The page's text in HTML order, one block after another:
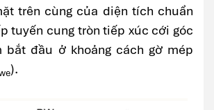
trên cùng của diện tích chuẩn
tuyến cung tròn tiếp xúc cới góc
bắt đầu ở khoảng cách gờ mép
).